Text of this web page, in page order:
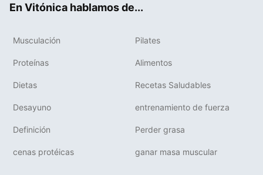
En Vitónica hablamos de...
Musculación Pilates
Proteínas Alimentos
Dietas Recetas Saludables
Desayuno entrenamiento de fuerza
Definición Perder grasa
cenas protéicas ganar masa muscular